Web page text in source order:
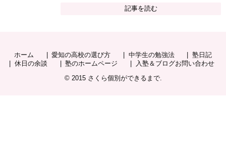
記事を読む
ホーム 愛知の高校の選び方 中学生の勉強法
塾日記
休日の余談
塾のホームページ
入塾＆ブログお問い合わせ
© 2015 さくら個別ができるまで.